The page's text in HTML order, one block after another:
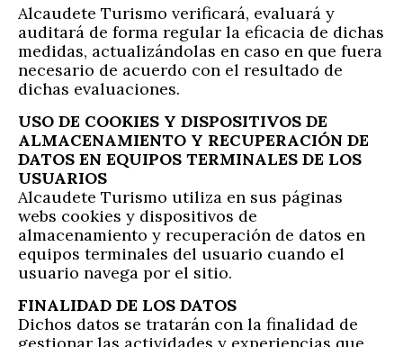
Alcaudete Turismo verificará, evaluará y
auditará de forma regular la eficacia de dichas
medidas, actualizándolas en caso en que fuera
necesario de acuerdo con el resultado de
dichas evaluaciones.
USO DE COOKIES Y DISPOSITIVOS DE
ALMACENAMIENTO Y RECUPERACIÓN DE
DATOS EN EQUIPOS TERMINALES DE LOS
USUARIOS
Alcaudete Turismo utiliza en sus páginas
webs cookies y dispositivos de
almacenamiento y recuperación de datos en
equipos terminales del usuario cuando el
usuario navega por el sitio.
FINALIDAD DE LOS DATOS
Dichos datos se tratarán con la finalidad de
gestionar las actividades y experiencias que